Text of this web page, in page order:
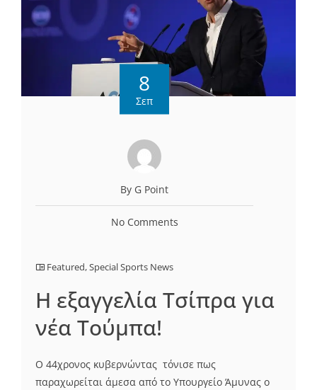
8
Σεπ
By G Point
No Comments
Featured,Special Sports News
Η εξαγγελία Τσίπρα για
νέα Τούμπα!
Ο 44χρονος κυβερνώντας τόνισε πως
παραχωρείται άμεσα από το Υπουργείο Άμυνας ο